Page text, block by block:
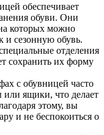
обеспечивает
обуви. Они
которых можно
и сезонную обувь.
отделения
сохранить их форму
с обувницей часто
ящики, что делает
этому, вы
и не беспокоиться о